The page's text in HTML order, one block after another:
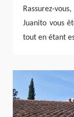
Rassurez-
Juanito vous
tout en étant